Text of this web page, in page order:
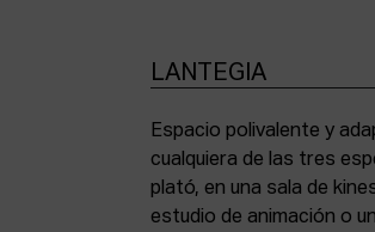
LANTEGIA
Espacio polivalente y
cualquiera de las tres
plató, en una sala de
estudio de animación o